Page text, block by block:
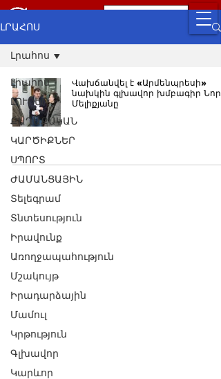
ԼՐԱՀՈՍ
Լրահոս
ԼՈՒՐԵՐ
ՔԱՂԱՔԱԿԱՆ
ԿԱՐԾԻՔՆԵՐ
ՍՊՈՐՏ
ԺԱՄԱՆՑԱՅԻՆ
Տելեգրամ
Տնտեսություն
Իրավունք
Առողջապահություն
Մշակույթ
Իրադարձային
Մամուլ
Կրթություն
Գլխավոր
Կարևոր
Լրահոս
Վախճանվել է «Արմենպրեսի»
նախկին գլխավոր խմբագիր
Մելիքյանը